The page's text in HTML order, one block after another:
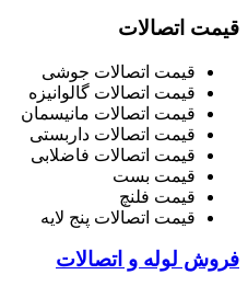
قیمت اتصالات
قیمت اتصالات جوشی
قیمت اتصالات گالوانیزه
قیمت اتصالات مانیسمان
قیمت اتصالات داربستی
قیمت اتصالات فاضلابی
قیمت بست
قیمت فلنچ
قیمت اتصالات پنج لایه
فروش لوله و اتصالات